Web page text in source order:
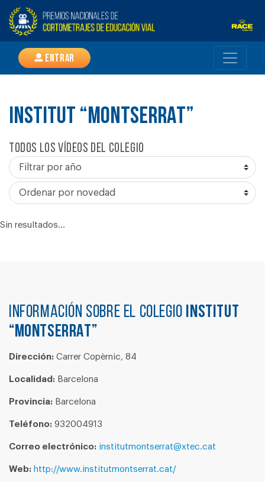
Entrar
INSTITUT “MONTSERRAT”
Todos los vídeos del colegio
Sin resultados...
Información sobre el colegio INSTITUT
“MONTSERRAT”
Dirección: Carrer Copèrnic, 84
Localidad: Barcelona
Provincia: Barcelona
Teléfono: 932004913
Correo electrónico: institutmontserrat@xtec.cat
Web: http://www.institutmontserrat.cat/